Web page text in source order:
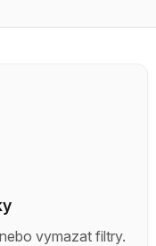
vymazat filtry.